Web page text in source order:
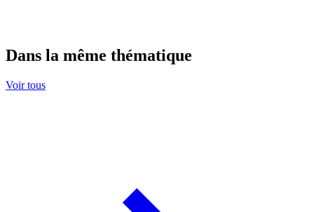
Dans la même thématique
Voir tous